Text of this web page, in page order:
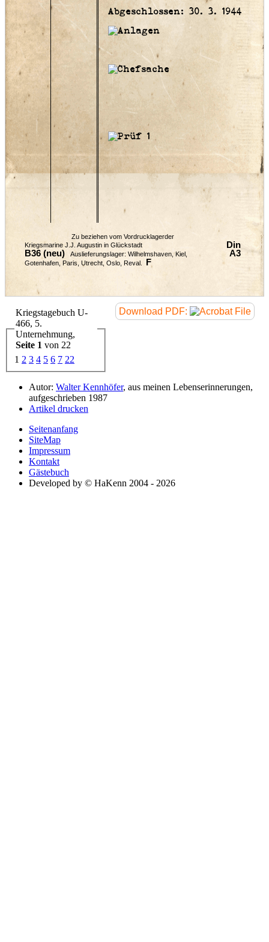
Abgeschlossen: 30. 3. 1944
Zu beziehen vom Vordrucklagerder
Kriegsmarine J.J. Augustin in Glückstadt
B36 (neu) Auslieferungslager: Wilhelmshaven, Kiel,
Gotenhafen, Paris, Utrecht, Oslo, Reval.
F
Din
A3
Download PDF:
Kriegstagebuch U-
466, 5.
Unternehmung,
Seite 1 von 22
1 2 3 4 5 6 7 22
Autor: Walter Kennhöfer, aus meinen Lebenserinnerungen,
aufgeschrieben 1987
Artikel drucken
Seitenanfang
SiteMap
Impressum
Kontakt
Gästebuch
Developed by © HaKenn 2004 - 2026